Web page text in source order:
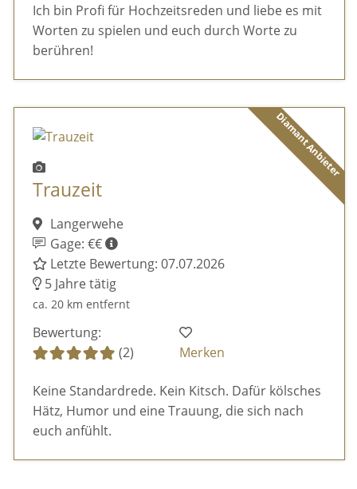
Ich bin Profi für Hochzeitsreden und liebe es mit
Worten zu spielen und euch durch Worte zu
berühren!
Diamant Anbieter
Trauzeit
Langerwehe
Gage: €€
Letzte Bewertung: 07.07.2026
5 Jahre tätig
ca. 20 km entfernt
Bewertung:
(2)
Merken
Keine Standardrede. Kein Kitsch. Dafür kölsches
Hätz, Humor und eine Trauung, die sich nach
euch anfühlt.